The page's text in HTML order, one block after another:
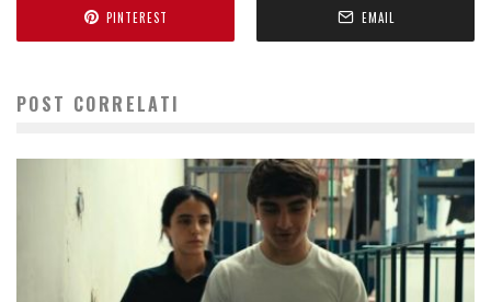
PINTEREST EMAIL
POST CORRELATI